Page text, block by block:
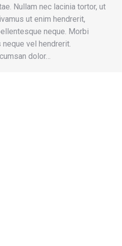
Nullam nec lacinia tortor, ut
ut enim hendrerit,
neque. Morbi
vel hendrerit.
dolor…